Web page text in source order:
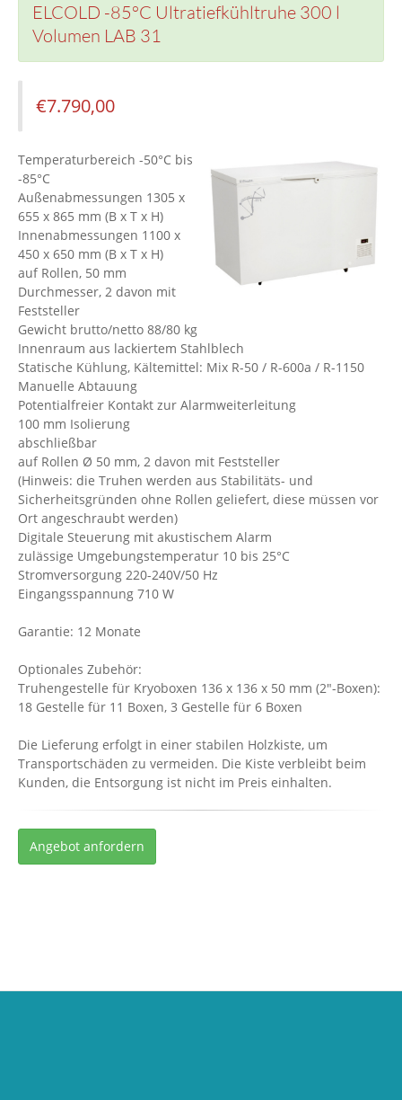
ELCOLD -85°C Ultratiefkühltruhe 300 l
Volumen LAB 31
€7.790,00
Temperaturbereich -50°C bis
-85°C
Außenabmessungen 1305 x
655 x 865 mm (B x T x H)
Innenabmessungen 1100 x
450 x 650 mm (B x T x H)
auf Rollen, 50 mm
Durchmesser, 2 davon mit
Feststeller
Gewicht brutto/netto 88/80 kg
Innenraum aus lackiertem Stahlblech
Statische Kühlung, Kältemittel: Mix R-50 / R-600a / R-1150
Manuelle Abtauung
Potentialfreier Kontakt zur Alarmweiterleitung
100 mm Isolierung
abschließbar
auf Rollen Ø 50 mm, 2 davon mit Feststeller
(Hinweis: die Truhen werden aus Stabilitäts- und
Sicherheitsgründen ohne Rollen geliefert, diese müssen vor
Ort angeschraubt werden)
Digitale Steuerung mit akustischem Alarm
zulässige Umgebungstemperatur 10 bis 25°C
Stromversorgung 220-240V/50 Hz
Eingangsspannung 710 W
Garantie: 12 Monate
Optionales Zubehör:
Truhengestelle für Kryoboxen 136 x 136 x 50 mm (2"-Boxen):
18 Gestelle für 11 Boxen, 3 Gestelle für 6 Boxen
Die Lieferung erfolgt in einer stabilen Holzkiste, um
Transportschäden zu vermeiden. Die Kiste verbleibt beim
Kunden, die Entsorgung ist nicht im Preis einhalten.
Angebot anfordern